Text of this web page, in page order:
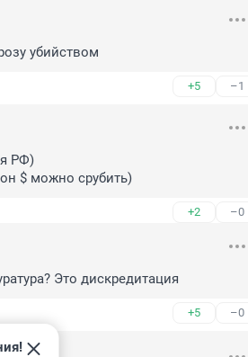
убийством
+5 –1
РФ)
$ можно срубить)
+2 –0
Это дискредитация
+5 –0